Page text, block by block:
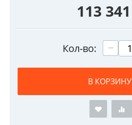
113 341
Кол-во: −
В КОРЗИНУ